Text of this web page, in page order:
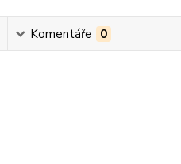
Komentáře 0